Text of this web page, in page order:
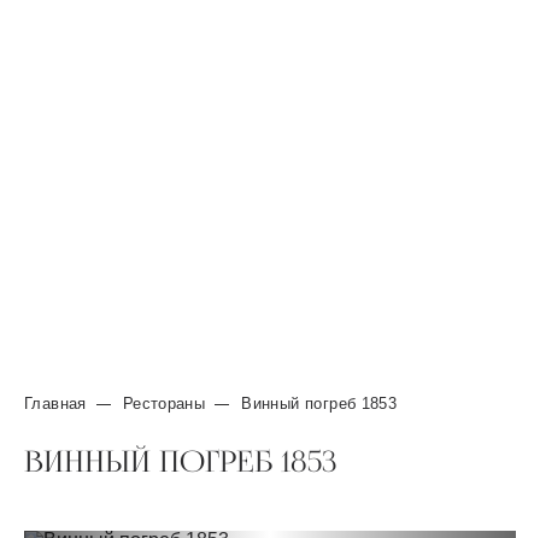
Главная Рестораны Винный погреб 1853
ВИННЫЙ ПОГРЕБ 1853